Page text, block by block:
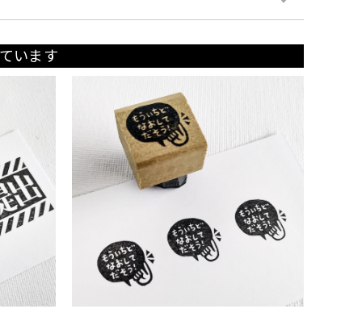
います